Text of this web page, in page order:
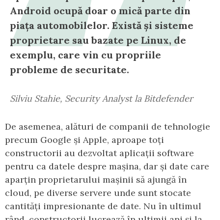
Android ocupă doar o mică parte din
piața automobilelor. Există și sisteme
proprietare sau bazate pe Linux, de
exemplu, care vin cu propriile
probleme de securitate.
Silviu Stahie, Security Analyst la Bitdefender
De asemenea, alături de companii de tehnologie
precum Google și Apple, aproape toți
constructorii au dezvoltat aplicații software
pentru ca datele despre mașina, dar și date care
aparțin proprietarului mașinii să ajungă în
cloud, pe diverse servere unde sunt stocate
cantități impresionante de date. Nu în ultimul